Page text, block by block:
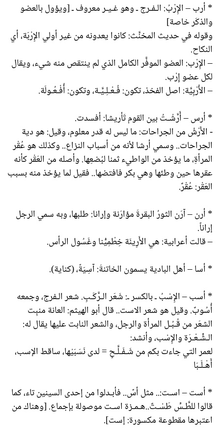
* أرب – الإِرْبُ: الـفـرج ـ وهو غـيـر معروف ـ [ويؤول بالعضو
والذكَر خاصة]
وقوله في حديث المخنَّث: كانوا يعدونه من غير أولي الإِرْبَة، أي
النكاح.
– الإِرْب: العضو الموفَّر الكامل الذي لم ينتقص منه شيء، ويقال
لكل عضو إِرْب.
– الأُرْبِيَّة: اصل الفخذ، تكون: فُـعْـلِـيَّـة، وتكون: أُفْـعُـولَة.
* أرس – أَرَّشْـتُ بين القوم تَأريشا: أفسدت.
- الأَرْشُ من الجراحات: ما ليس له قدر معلوم، وقيل: هو دية
الجراحات.. وسمي أرشا لأنه من أسباب النزاع.. وكذلك هو عُقْر
المرأةِ، ما يؤخذ من الواطيء ثمنا لبُضعِها. وأصله من العَقْر كأنه
عقرها حين وطئها وهي بكر فافتضها.. فقيل لما يؤخذ منه بسبب
العَقْر: عُقْرٌ.
* أرن – آرَن الثورُ البقرةَ مؤارَنة وإرانا: طلبها، وبه سمي الرجل
إراناً.
– قالت أعرابية: هي الأَرِينَة خِطْمِيُّنا وغَسُول الرأس.
* أسا – أهل البادية يسمون الخاتنةَ: آسِيَةً، (كناية).
* أسب – الإِسْبُ ـ بالكسر ـ: شَعَر الـرَّكَـبِ. شعر الـفرج، وجمعه
أُسُوبٌ. وقيل هو شعر الاست.. قال أبو الهيثم: العانة منبِت
الشعَر من قُـبُـل المرأة والرجل، والشعر النابت عليها يقال له:
الـشِّـعْـرَة والإِسْب، وأنشد:
لعمر التي جاءت بكم من شَـفَـلَّـحٍ = لدى نَسَبَيْها، ساقط الإسب،
أَهْـلَـبَا
* أست – اسـت:.. مثل أسّ.. فأبـدلوا من إحدى السينين تاء، كما
قالوا للطَّـسِّ طَسْـتٌ..هـمـزة اسـت موصولة بإجماع. [وهناك من
اعتبرها مقطوعة مكسورة: إست].